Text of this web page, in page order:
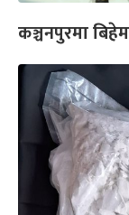
कञ्चनपुरमा